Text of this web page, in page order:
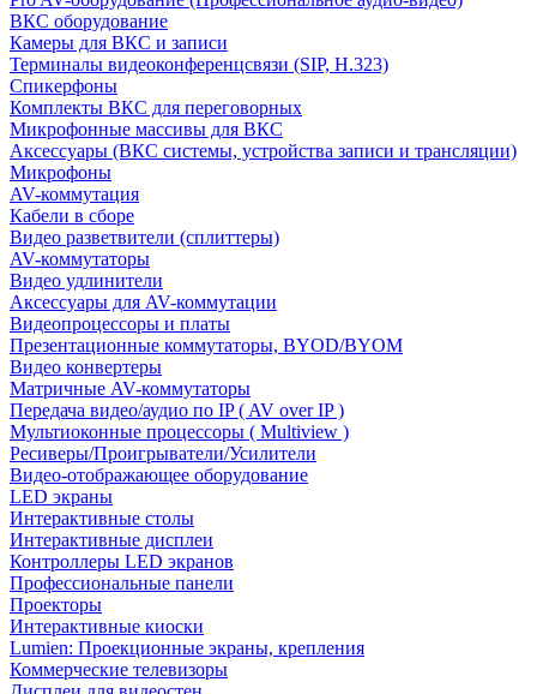
ВКС оборудование
Камеры для ВКС и записи
Терминалы видеоконференцсвязи (SIP, H.323)
Спикерфоны
Комплекты ВКС для переговорных
Микрофонные массивы для ВКС
Аксессуары (ВКС системы, устройства записи и трансляции)
Микрофоны
AV-коммутация
Кабели в сборе
Видео разветвители (сплиттеры)
AV-коммутаторы
Видео удлинители
Аксессуары для AV-коммутации
Видеопроцессоры и платы
Презентационные коммутаторы, BYOD/BYOM
Видео конвертеры
Матричные AV-коммутаторы
Передача видео/аудио по IP ( AV over IP )
Мультиоконные процессоры ( Multiview )
Ресиверы/Проигрыватели/Усилители
Видео-отображающее оборудование
LED экраны
Интерактивные столы
Интерактивные дисплеи
Контроллеры LED экранов
Профессиональные панели
Проекторы
Интерактивные киоски
Lumien: Проекционные экраны, крепления
Коммерческие телевизоры